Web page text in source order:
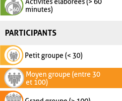
minutes)
PARTICIPANTS
Petit groupe (< 30)
Moyen groupe (entre 30
et 100)